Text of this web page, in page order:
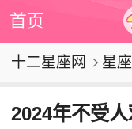
首页
十二星座网 星
2024年不受